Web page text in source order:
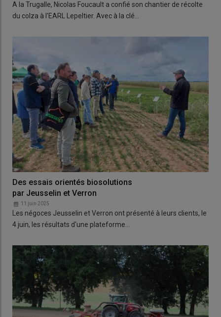
A la Trugalle, Nicolas Foucault a confié son chantier de récolte
du colza à l'EARL Lepeltier. Avec à la clé…
Des essais orientés biosolutions
par Jeusselin et Verron
11 juin 2025
Les négoces Jeusselin et Verron ont présenté à leurs clients, le
4 juin, les résultats d'une plateforme…